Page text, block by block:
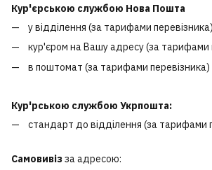
Кур'єрською службою Нова Пошта
у відділення (за тарифами перевізника)
кур'єром на Вашу адресу (за тарифами
в поштомат (за тарифами перевізника)
Кур'рською службою Укрпошта:
стандарт до відділення (за тарифами
Самовивізза адресою: